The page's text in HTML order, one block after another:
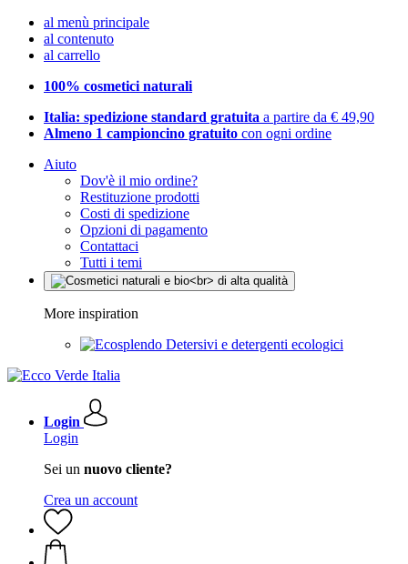
al menù principale
al contenuto
al carrello
100% cosmetici naturali
Italia: spedizione standard gratuita a partire da € 49,90
Almeno 1 campioncino gratuito con ogni ordine
Aiuto
Dov'è il mio ordine?
Restituzione prodotti
Costi di spedizione
Opzioni di pagamento
Contattaci
Tutti i temi
More inspiration
Detersivi e detergenti ecologici
Login
Login
Sei un nuovo cliente?
Crea un account